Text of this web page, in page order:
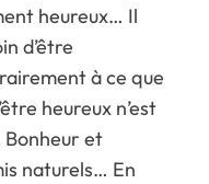
heureux… Il
d’être
à ce que
heureux n’est
Bonheur et
naturels… En